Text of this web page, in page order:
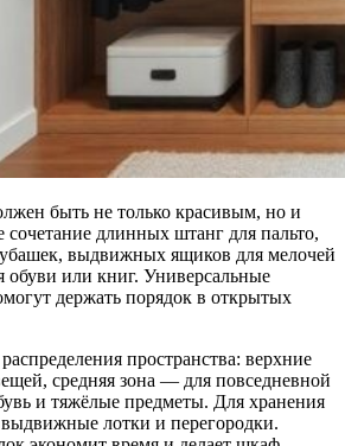
быть не только красивым, но и
длинных штанг для пальто,
выдвижных ящиков для мелочей
обуви или книг. Универсальные
держать порядок в открытых
пространства: верхние
средняя зона — для повседневной
и тяжёлые предметы. Для хранения
лотки и перегородки.